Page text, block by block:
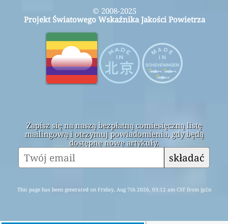
© 2008-2025
Projekt Światowego Wskaźnika Jakości Powietrza
Zapisz się na naszą bezpłatną comiesięczną listę
mailingową i otrzymuj powiadomienia, gdy będą
dostępne nowe artykuły.
składać
This page has been generated on Friday, Aug 7th 2026, 03:12 am CST from jp2n